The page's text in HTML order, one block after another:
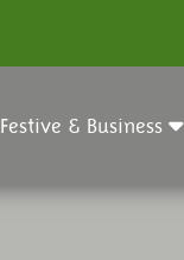
Festive & Business